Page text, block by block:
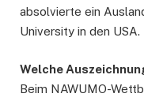
absolvierte ein
University in den USA.
Welche
Beim NAWUMO-